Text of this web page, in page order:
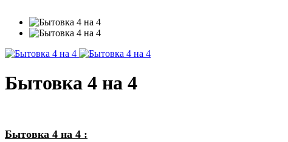
Бытовка 4 на 4
Бытовка 4 на 4 :